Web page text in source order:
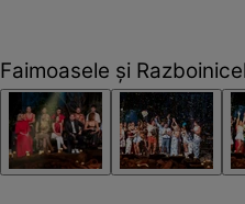
Faimoasele și